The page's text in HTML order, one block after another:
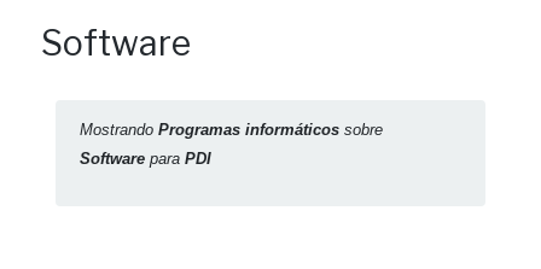
Software
Mostrando Programas informáticos sobre
Software para PDI